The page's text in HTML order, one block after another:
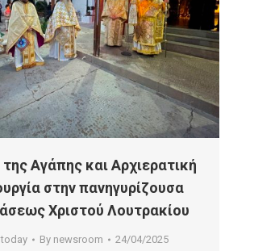
Αγάπης και Αρχιερατική
στην πανηγυρίζουσα
Χριστού Λουτρακίου
By newsroom 24/04/2025